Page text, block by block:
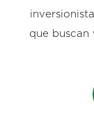
que buscan